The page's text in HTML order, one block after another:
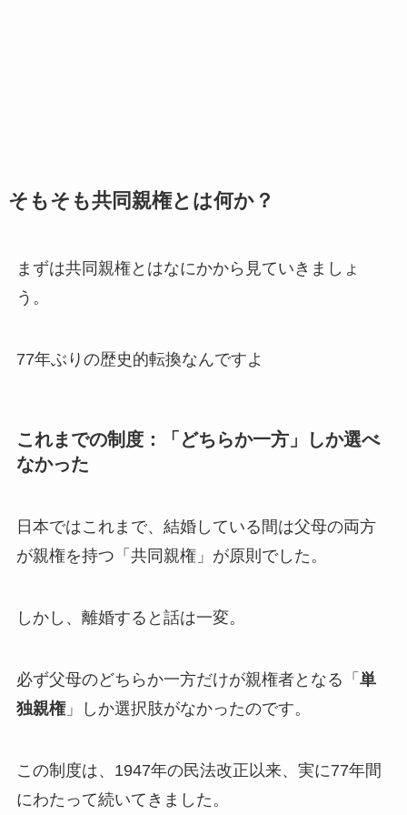
そもそも共同親権とは何か？
まずは共同親権とはなにかから見ていきましょ
う。
77年ぶりの歴史的転換なんですよ
これまでの制度：「どちらか一方」しか選べ
なかった
日本ではこれまで、結婚している間は父母の両方
が親権を持つ「共同親権」が原則でした。
しかし、離婚すると話は一変。
必ず父母のどちらか一方だけが親権者となる「 単
独親権」しか選択肢がなかったのです。
この制度は、1947年の民法改正以来、実に77年間
にわたって続いてきました。